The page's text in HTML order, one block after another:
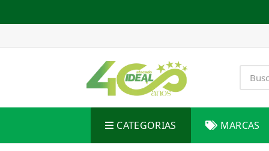
CATEGORIAS MARCAS